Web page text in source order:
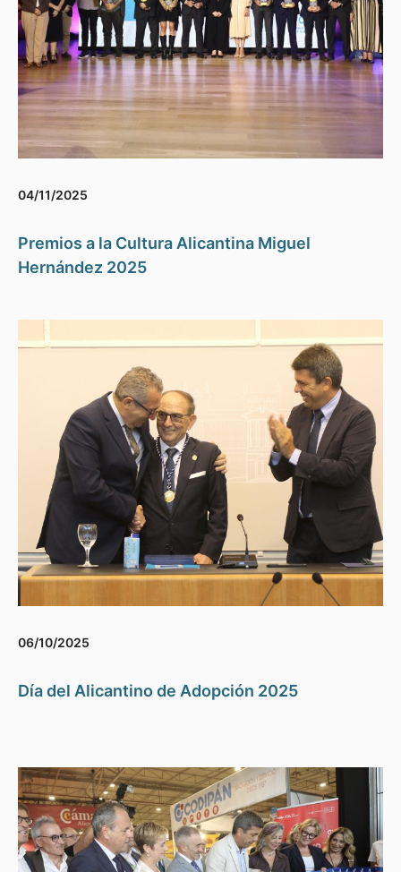
04/11/2025
Premios a la Cultura Alicantina Miguel
Hernández 2025
06/10/2025
Día del Alicantino de Adopción 2025